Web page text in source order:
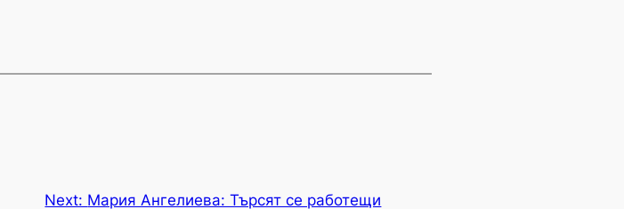
Next: Мария Ангелиева: Търсят се работещи